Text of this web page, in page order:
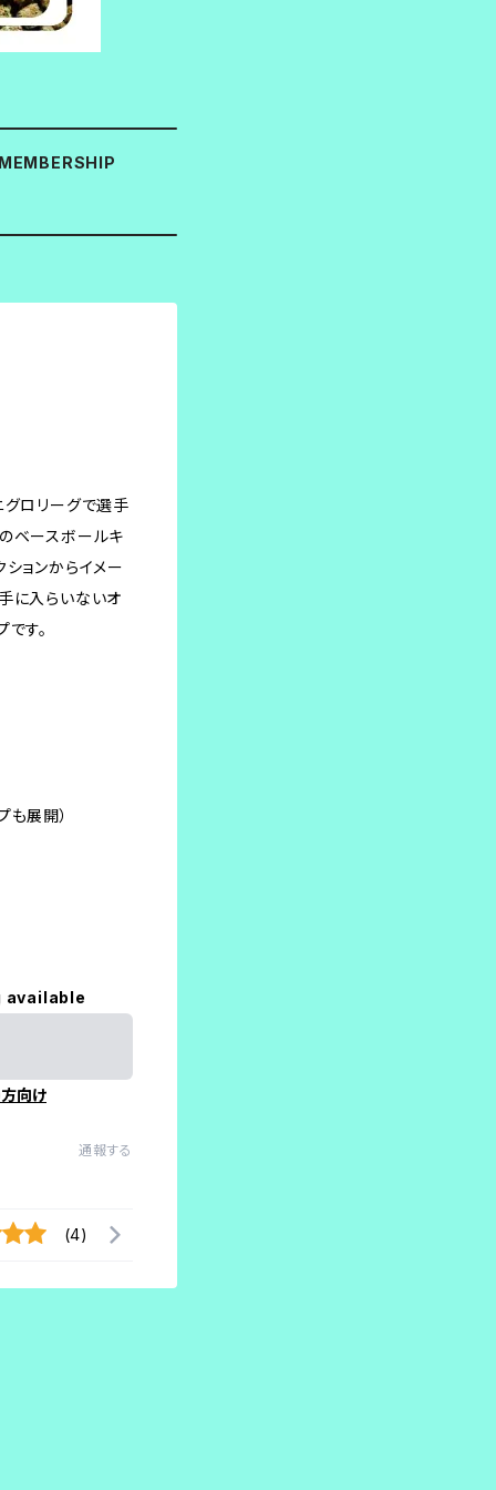
MEMBERSHIP
グロリーグで選手
ベースボールキ
ションからイメー
に入らいないオ
す。
展開）
available
向け
通報する
(4)